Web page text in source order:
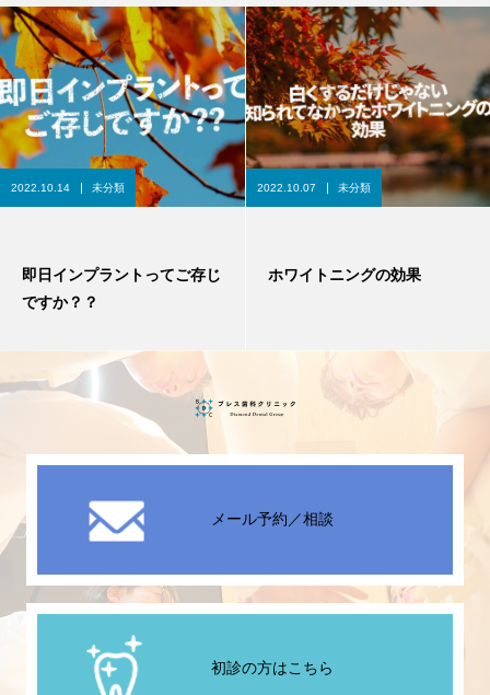
2022.10.14 未分類
即日インプラントってご存じ
ですか？？
2022.10.07 未分類
ホワイトニングの効果
メール予約／相談
初診の方はこちら